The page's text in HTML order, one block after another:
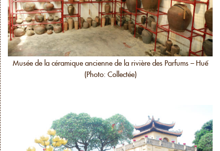
Musée de la céramique ancienne de la rivière des Parfums – Huế
(Photo: Collectée)